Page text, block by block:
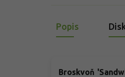
Popis
Broskvoň